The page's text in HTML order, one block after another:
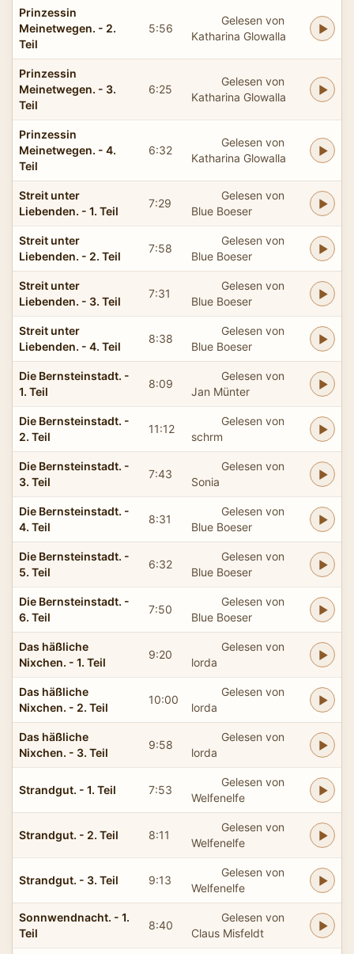
Prinzessin
Meinetwegen. - 2.
Teil
5:56
Gelesen von
Katharina Glowalla
Prinzessin
Meinetwegen. - 3.
Teil
6:25
Gelesen von
Katharina Glowalla
Prinzessin
Meinetwegen. - 4.
Teil
6:32
Gelesen von
Katharina Glowalla
Streit unter
Liebenden. - 1. Teil
7:29
Gelesen von
Blue Boeser
Streit unter
Liebenden. - 2. Teil
7:58
Gelesen von
Blue Boeser
Streit unter
Liebenden. - 3. Teil
7:31
Gelesen von
Blue Boeser
Streit unter
Liebenden. - 4. Teil
8:38
Gelesen von
Blue Boeser
Die Bernsteinstadt. -
1. Teil
8:09
Gelesen von
Jan Münter
Die Bernsteinstadt. -
2. Teil
11:12
Gelesen von
schrm
Die Bernsteinstadt. -
3. Teil
7:43
Gelesen von
Sonia
Die Bernsteinstadt. -
4. Teil
8:31
Gelesen von
Blue Boeser
Die Bernsteinstadt. -
5. Teil
6:32
Gelesen von
Blue Boeser
Die Bernsteinstadt. -
6. Teil
7:50
Gelesen von
Blue Boeser
Das häßliche
Nixchen. - 1. Teil
9:20
Gelesen von
lorda
Das häßliche
Nixchen. - 2. Teil
10:00
Gelesen von
lorda
Das häßliche
Nixchen. - 3. Teil
9:58
Gelesen von
lorda
Strandgut. - 1. Teil 7:53
Gelesen von
Welfenelfe
Strandgut. - 2. Teil 8:11
Gelesen von
Welfenelfe
Strandgut. - 3. Teil 9:13
Gelesen von
Welfenelfe
Sonnwendnacht. - 1.
Teil
8:40
Gelesen von
Claus Misfeldt